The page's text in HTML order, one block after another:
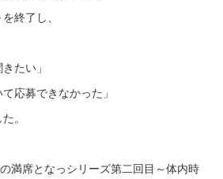
終了し、
たい」
応募できなかった」
。
満席となっシリーズ第二回目～体内時